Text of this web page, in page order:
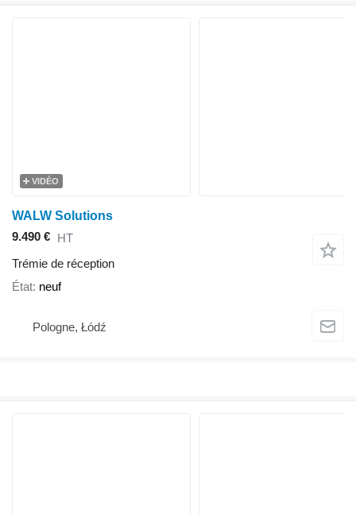
VIDÉO
WALW Solutions
9.490 € HT
Trémie de réception
État neuf
Pologne, Łódź